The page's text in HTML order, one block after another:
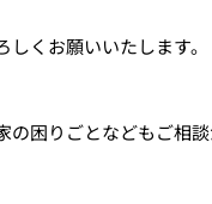
くお願いいたします。
困りごとなどもご相